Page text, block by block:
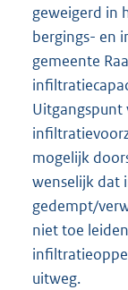
geweigerd in
bergings- en
gemeente
Uitgangspunt
mogelijk
wenselijk dat
gedempt/
niet toe
uitweg.